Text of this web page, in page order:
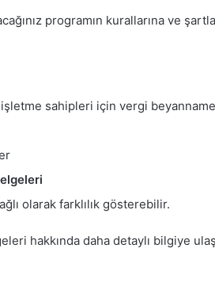
programın kurallarına ve
sahipleri için vergi
olarak farklılık gösterebilir.
hakkında daha detaylı bilgiye